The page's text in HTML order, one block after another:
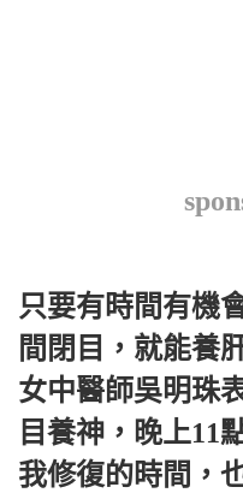
只要有時間有機
間閉目，就能養
女中醫師吳明珠
目養神，晚上11
我修復的時間，